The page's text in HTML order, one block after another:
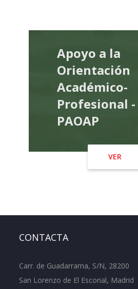
Apoyo a la
Orientación
Académico-
Profesional -
PAOAP
VER
CONTACTA
Carr. de Guadarrama, S/N, 28200
San Lorenzo de El Escorial, Madrid